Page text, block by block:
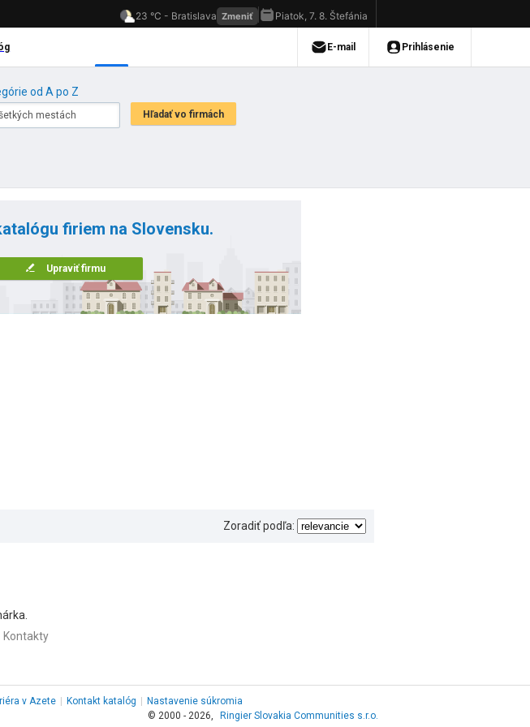
od A po Z
firiem na Slovensku.
Upraviť firmu
Zoradiť podľa:
Kontakty
v Azete Kontakt katalóg
Nastavenie súkromia
© 2000 - 2026,
Ringier Slovakia Communities s.r.o.